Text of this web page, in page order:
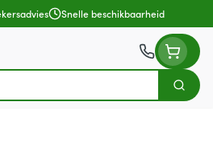
Snelle beschikbaarheid
Zoek